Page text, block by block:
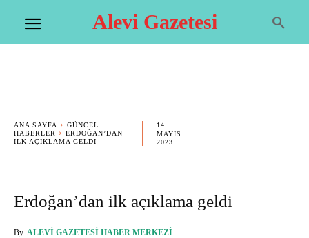
Alevi Gazetesi
ANA SAYFA
GÜNCEL
HABERLER
ERDOĞAN’DAN
ILK AÇIKLAMA GELDI
14
MAYIS
2023
Erdoğan’dan ilk açıklama geldi
By ALEVI GAZETESI HABER MERKEZI